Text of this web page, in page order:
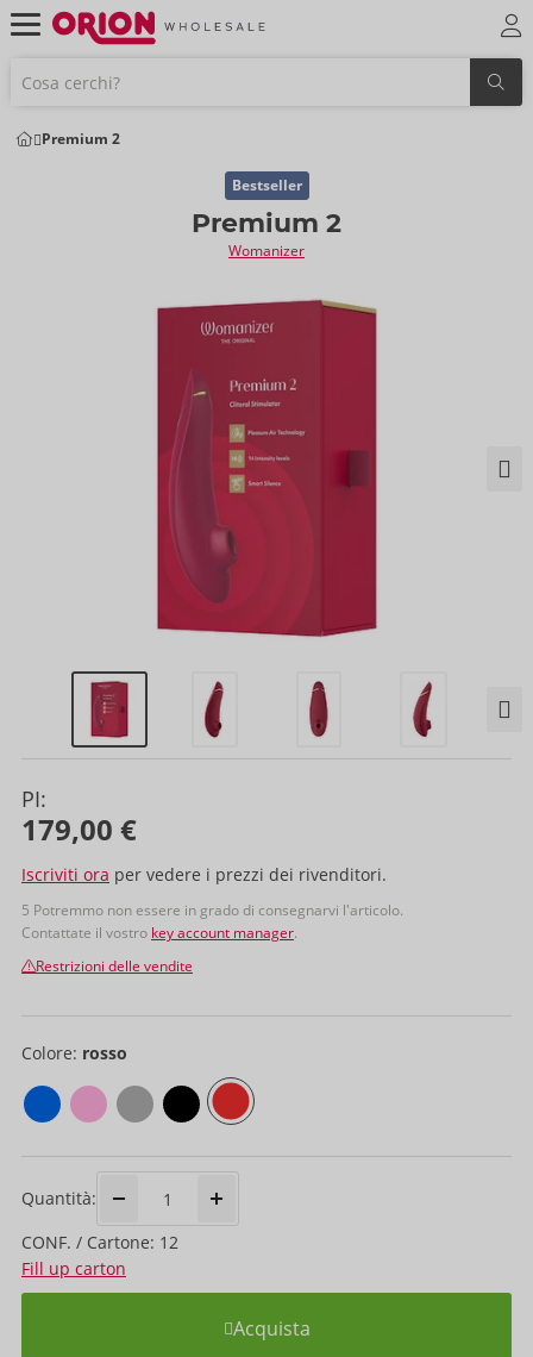
Premium 2
Bestseller
Premium 2
Womanizer
PI:
179,00 €
Iscriviti ora per vedere i prezzi dei rivenditori.
5 Potremmo non essere in grado di consegnarvi l'articolo.
Contattate il vostro key account manager.
Restrizioni delle vendite
Colore: rosso
Quantità:
CONF. / Cartone: 12
Fill up carton
Acquista